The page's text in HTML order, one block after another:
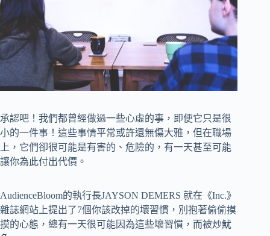
承認吧！我們都曾經做過一些心虛的事，即便它只是很
小的一件事！這些事情平常或許還無傷大雅，但在職場
上，它們卻很可能是有害的、危險的，有一天甚至可能
讓你為此付出代價。
AudienceBloom的執行長JAYSON DEMERS 就在《Inc.》
雜誌網站上提出了7個你該改掉的壞習慣，別抱著偷偷摸
摸的心態，總有一天很可能因為這些壞習慣，而被炒魷